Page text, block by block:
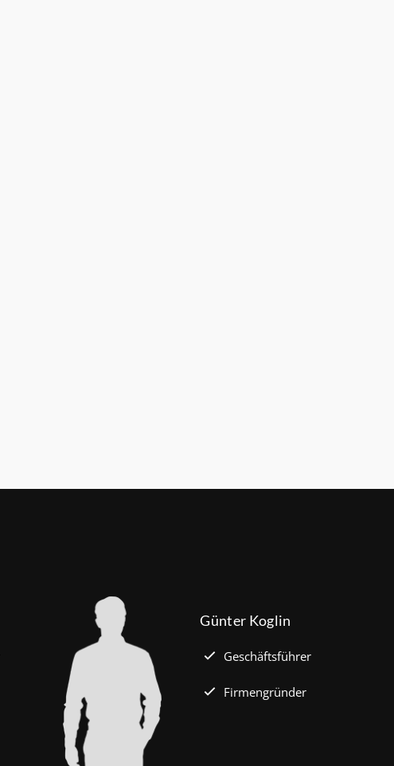
Günter Koglin
Geschäftsführer
Firmengründer